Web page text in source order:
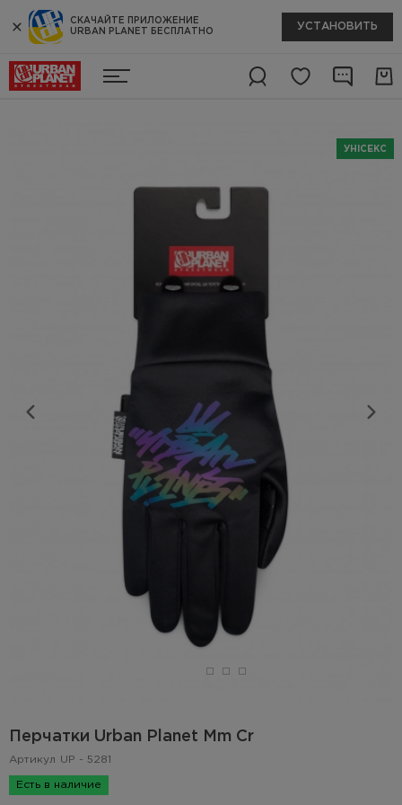
СКАЧАЙТЕ ПРИЛОЖЕНИЕ
URBAN PLANET БЕСПЛАТНО
УСТАНОВИТЬ
УНІСЕКС
Перчатки Urban Planet Mm Cr
Артикул UP - 5281
Есть в наличие